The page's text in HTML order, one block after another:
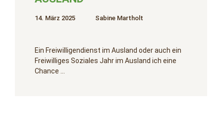
14. März 2025 Sabine Martholt
Ein Freiwilligendienst im Ausland oder auch ein
Freiwilliges Soziales Jahr im Ausland ich eine
Chance …